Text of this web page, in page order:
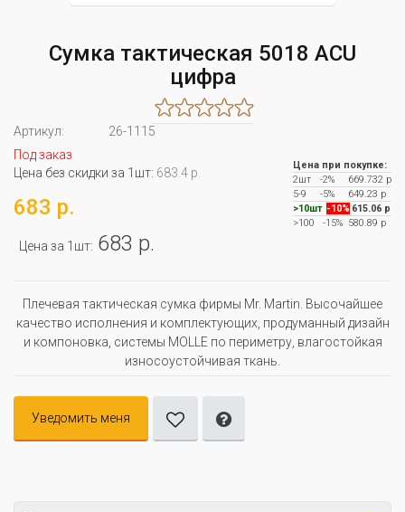
Сумка тактическая 5018 ACU
цифра
Артикул:
26-1115
Под заказ
Цена без скидки за 1шт: 683.4 р.
683 р.
Цена за 1шт: 683 р.
Цена при покупке:
2шт
-2%
669.732 р
5-9
-5%
649.23 р
>10шт -10% 615.06 р
>100
-15% 580.89 р
Плечевая тактическая сумка фирмы Mr. Martin. Высочайшее
качество исполнения и комплектующих, продуманный дизайн
и компоновка, системы MOLLE по периметру, влагостойкая
износоустойчивая ткань.
Уведомить меня